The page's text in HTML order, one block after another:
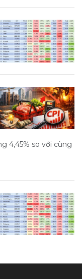
4,45% so với cùng